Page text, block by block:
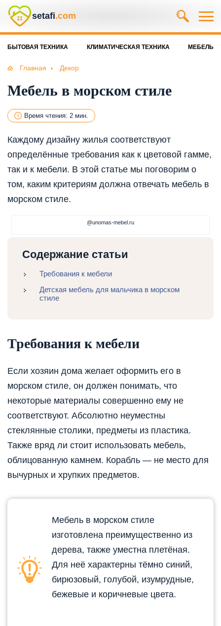
setafi.com
БЫТОВАЯ ТЕХНИКА КЛИМАТИЧЕСКАЯ ТЕХНИКА МЕБЕЛЬ
Главная Декор
Мебель в морском стиле
Время чтения: 2 мин.
Каждому дизайну жилья соответствуют
определённые требования как к цветовой гамме,
так и к мебели. В этой статье мы поговорим о
том, каким критериям должна отвечать мебель в
морском стиле.
@unomas-mebel.ru
Содержание статьи
Требования к мебели
Детская мебель для мальчика в морском
стиле
Требования к мебели
Если хозяин дома желает оформить его в
морском стиле, он должен понимать, что
некоторые материалы совершенно ему не
соответствуют. Абсолютно неуместны
стеклянные столики, предметы из пластика.
Также вряд ли стоит использовать мебель,
облицованную камнем. Корабль — не место для
вычурных и хрупких предметов.
Мебель в морском стиле
изготовлена преимущественно из
дерева, также уместна плетёная.
Для неё характерны тёмно синий,
бирюзовый, голубой, изумрудные,
бежевые и коричневые цвета.